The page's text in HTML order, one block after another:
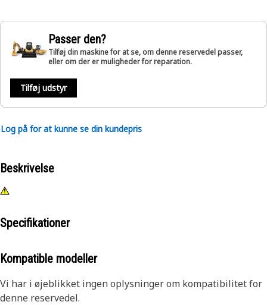
Passer den?
Tilføj din maskine for at se, om denne reservedel passer,
eller om der er muligheder for reparation.
Tilføj udstyr
Log på for at kunne se din kundepris
Beskrivelse
Specifikationer
Kompatible modeller
Vi har i øjeblikket ingen oplysninger om kompatibilitet for
denne reservedel.